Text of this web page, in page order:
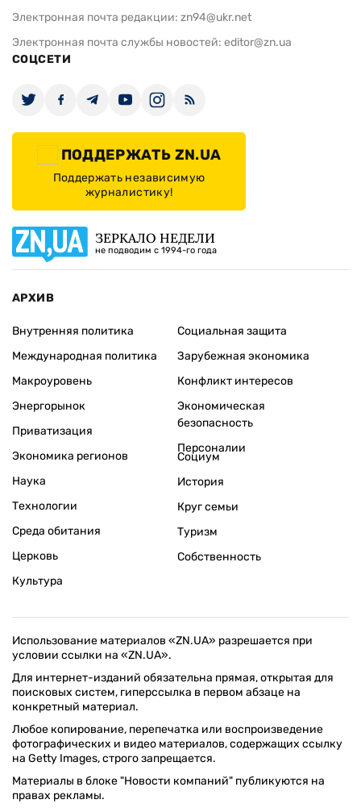
Электронная почта редакции: zn94@ukr.net
Электронная почта службы новостей: editor@zn.ua
СОЦСЕТИ
ПОДДЕРЖАТЬ ZN.UA
Поддержать независимую
журналистику!
ЗЕРКАЛО НЕДЕЛИ
не подводим с 1994-го года
АРХИВ
Внутренняя политика
Международная политика
Макроуровень
Энергорынок
Приватизация
Экономика регионов
Социальная защита
Зарубежная экономика
Конфликт интересов
Экономическая
безопасность
Персоналии
Наука
Технологии
Среда обитания
Церковь
Культура
Социум
История
Круг семьи
Туризм
Собственность
Использование материалов «ZN.UA» разрешается при
условии ссылки на «ZN.UA».
Для интернет-изданий обязательна прямая, открытая для
поисковых систем, гиперссылка в первом абзаце на
конкретный материал.
Любое копирование, перепечатка или воспроизведение
фотографических и видео материалов, содержащих ссылку
на Getty Images, строго запрещается.
Материалы в блоке "Новости компаний" публикуются на
правах рекламы.